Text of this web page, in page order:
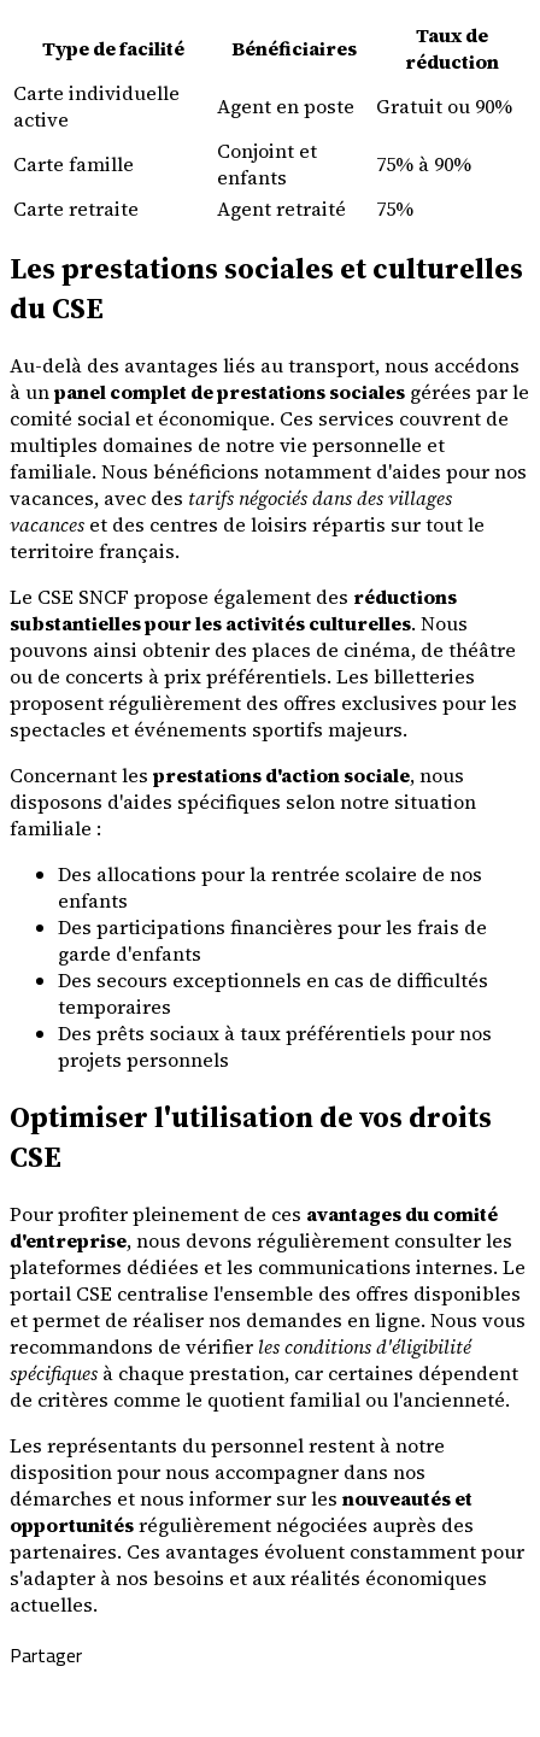
Type de facilité Bénéficiaires
Taux de
réduction
Carte individuelle
active
Agent en poste Gratuit ou 90%
Carte famille
Conjoint et
enfants
75% à 90%
Carte retraite
Agent retraité 75%
Les prestations sociales et culturelles
du CSE
Au-delà des avantages liés au transport, nous accédons
à unpanel complet de prestations sociales gérées par le
comité social et économique. Ces services couvrent de
multiples domaines de notre vie personnelle et
familiale. Nous bénéficions notamment d'aides pour nos
vacances, avec des tarifs négociés dans des villages
vacances et des centres de loisirs répartis sur tout le
territoire français.
Le CSE SNCF propose également des réductions
substantielles pour les activités culturelles. Nous
pouvons ainsi obtenir des places de cinéma, de théâtre
ou de concerts à prix préférentiels. Les billetteries
proposent régulièrement des offres exclusives pour les
spectacles et événements sportifs majeurs.
Concernant les prestations d'action sociale, nous
disposons d'aides spécifiques selon notre situation
familiale :
Des allocations pour la rentrée scolaire de nos
enfants
Des participations financières pour les frais de
garde d'enfants
Des secours exceptionnels en cas de difficultés
temporaires
Des prêts sociaux à taux préférentiels pour nos
projets personnels
Optimiser l'utilisation de vos droits
CSE
Pour profiter pleinement de ces avantages du comité
d'entreprise, nous devons régulièrement consulter les
plateformes dédiées et les communications internes. Le
portail CSE centralise l'ensemble des offres disponibles
et permet de réaliser nos demandes en ligne. Nous vous
recommandons de vérifier les conditions d'éligibilité
spécifiques à chaque prestation, car certaines dépendent
de critères comme le quotient familial ou l'ancienneté.
Les représentants du personnel restent à notre
disposition pour nous accompagner dans nos
démarches et nous informer sur les nouveautés et
opportunitésrégulièrement négociées auprès des
partenaires. Ces avantages évoluent constamment pour
s'adapter à nos besoins et aux réalités économiques
actuelles.
Partager